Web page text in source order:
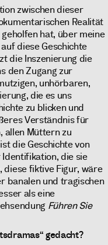
zwischen dieser
Realität
hat, über meine
diese Geschichte
die Inszenierung die
den Zugang zur
unhörbaren,
die es uns
zu blicken und
Verständnis für
allen Müttern zu
die Geschichte von
Identifikation, die sie
diese fiktive Figur, wäre
banalen und tragischen
als eine
Führen Sie
gedacht?